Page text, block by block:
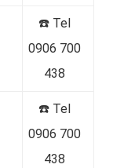
☎️ Tel
0906 700
438
☎️ Tel
0906 700
438